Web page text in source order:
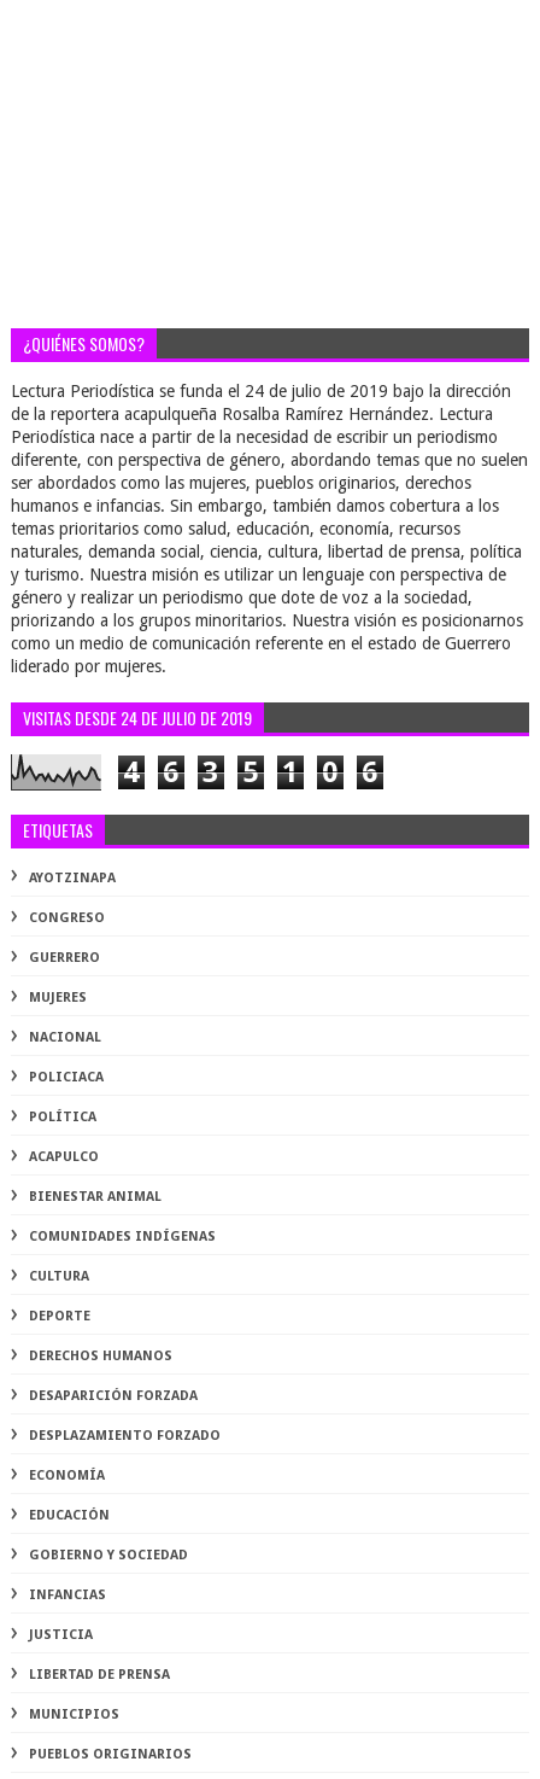
¿QUIÉNES SOMOS?
Lectura Periodística se funda el 24 de julio de 2019 bajo la dirección
de la reportera acapulqueña Rosalba Ramírez Hernández. Lectura
Periodística nace a partir de la necesidad de escribir un periodismo
diferente, con perspectiva de género, abordando temas que no suelen
ser abordados como las mujeres, pueblos originarios, derechos
humanos e infancias. Sin embargo, también damos cobertura a los
temas prioritarios como salud, educación, economía, recursos
naturales, demanda social, ciencia, cultura, libertad de prensa, política
y turismo. Nuestra misión es utilizar un lenguaje con perspectiva de
género y realizar un periodismo que dote de voz a la sociedad,
priorizando a los grupos minoritarios. Nuestra visión es posicionarnos
como un medio de comunicación referente en el estado de Guerrero
liderado por mujeres.
VISITAS DESDE 24 DE JULIO DE 2019
4 6 3 5 1 0 6
ETIQUETAS
AYOTZINAPA
CONGRESO
GUERRERO
MUJERES
NACIONAL
POLICIACA
POLÍTICA
ACAPULCO
BIENESTAR ANIMAL
COMUNIDADES INDÍGENAS
CULTURA
DEPORTE
DERECHOS HUMANOS
DESAPARICIÓN FORZADA
DESPLAZAMIENTO FORZADO
ECONOMÍA
EDUCACIÓN
GOBIERNO Y SOCIEDAD
INFANCIAS
JUSTICIA
LIBERTAD DE PRENSA
MUNICIPIOS
PUEBLOS ORIGINARIOS